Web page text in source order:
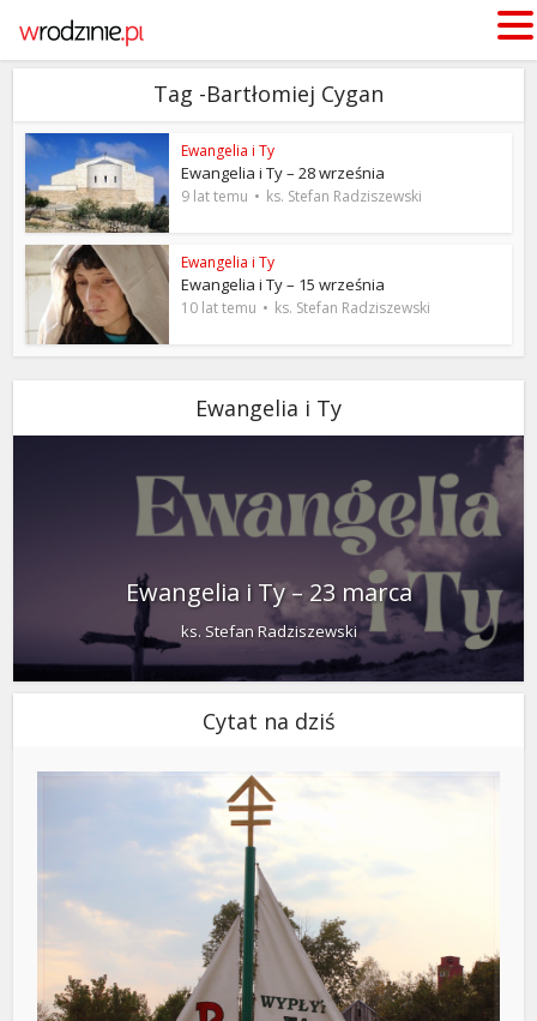
Tag -Bartłomiej Cygan
Ewangelia i Ty
Ewangelia i Ty – 28 września
9 lat temu ks. Stefan Radziszewski
Ewangelia i Ty
Ewangelia i Ty – 15 września
10 lat temu ks. Stefan Radziszewski
Ewangelia i Ty
Ewangelia i Ty – 23 marca
ks. Stefan Radziszewski
Cytat na dziś